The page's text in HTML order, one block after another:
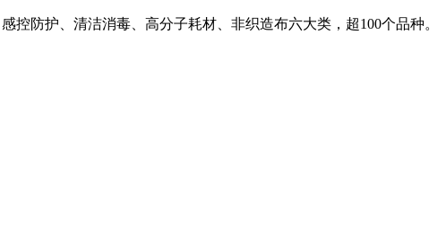
控防护、清洁消毒、高分子耗材、非织造布六大类，超100个品种。